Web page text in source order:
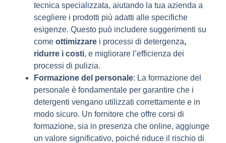
tecnica specializzata, aiutando la tua azienda a
scegliere i prodotti più adatti alle specifiche
esigenze. Questo può includere suggerimenti su
come ottimizzarei processi di detergenza,
ridurre i costi, e migliorare l’efficienza dei
processi di pulizia.
Formazione del personale: La formazione del
personale è fondamentale per garantire che i
detergenti vengano utilizzati correttamente e in
modo sicuro. Un fornitore che offre corsi di
formazione, sia in presenza che online, aggiunge
un valore significativo, poiché riduce il rischio di